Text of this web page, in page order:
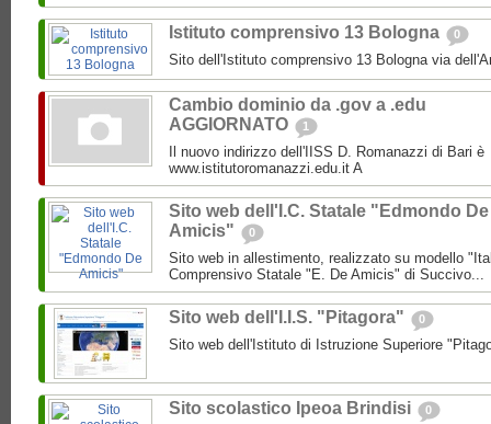
Istituto comprensivo 13 Bologna 0
Sito dell'Istituto comprensivo 13 Bologna via
Cambio dominio da .gov a .edu
AGGIORNATO
1
Il nuovo indirizzo dell'IISS D. Romanazzi di Bari è
www.istitutoromanazzi.edu.it A
Sito web dell'I.C. Statale "Edmondo De
Amicis"
0
Sito web in allestimento, realizzato su modello
Comprensivo Statale "E. De Amicis" di Succivo...
Sito web dell'I.I.S. "Pitagora" 0
Sito web dell'Istituto di Istruzione Superiore
Sito scolastico Ipeoa Brindisi 0